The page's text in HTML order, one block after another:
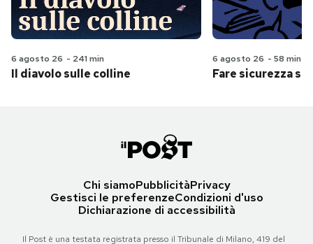
6 agosto 26 - 241 min
Il diavolo sulle colline
6 agosto 26 - 58 min
Fare sicurezza
Chi siamoPubblicitàPrivacy
Gestisci le preferenzeCondizioni d'uso
Dichiarazione di accessibilità
Il Post è una testata registrata presso il Tribunale di Milano, 419 del